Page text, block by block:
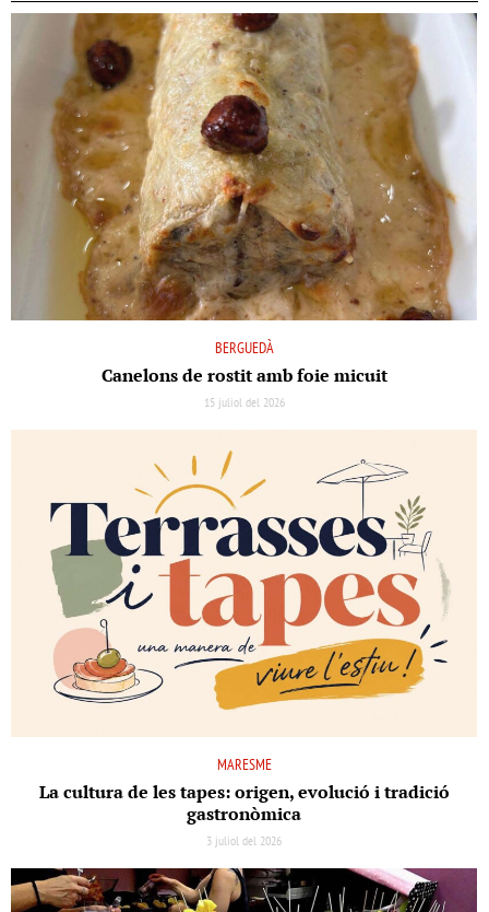
BERGUEDÀ
Canelons de rostit amb foie micuit
15 juliol del 2026
MARESME
La cultura de les tapes: origen, evolució i tradició
gastronòmica
3 juliol del 2026